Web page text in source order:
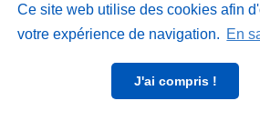
Ce site web utilise des cookies afin
votre expérience de navigation. En
J'ai compris !